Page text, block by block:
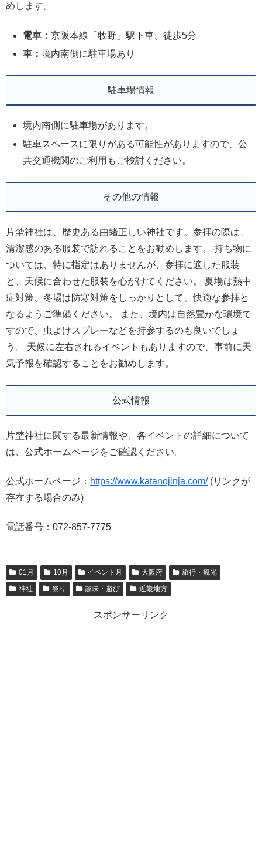
めします。
電車：京阪本線「牧野」駅下車、徒歩5分
車：境内南側に駐車場あり
駐車場情報
境内南側に駐車場があります。
駐車スペースに限りがある可能性がありますので、公
共交通機関のご利用もご検討ください。
その他の情報
片埜神社は、歴史ある由緒正しい神社です。参拝の際は、
清潔感のある服装で訪れることをお勧めします。 持ち物に
ついては、特に指定はありませんが、参拝に適した服装
と、天候に合わせた服装を心がけてください。 夏場は熱中
症対策、冬場は防寒対策をしっかりとして、快適な参拝と
なるようご準備ください。 また、境内は自然豊かな環境で
すので、虫よけスプレーなどを持参するのも良いでしょ
う。 天候に左右されるイベントもありますので、事前に天
気予報を確認することをお勧めします。
公式情報
片埜神社に関する最新情報や、各イベントの詳細について
は、公式ホームページをご確認ください。
公式ホームページ： https://www.katanojinja.com/(リンクが
存在する場合のみ)
電話番号：072-857-7775
01月 10月 イベント月 大阪府
旅行・観光
神社
祭り 趣味・遊び 近畿地方
スポンサーリンク